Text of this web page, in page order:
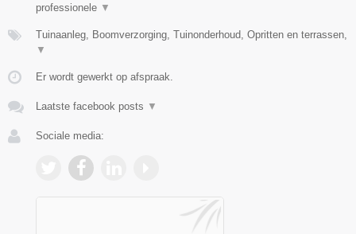
professionele ▼
Tuinaanleg, Boomverzorging, Tuinonderhoud, Opritten en terrassen,
▼
Er wordt gewerkt op afspraak.
Laatste facebook posts ▼
Sociale media: